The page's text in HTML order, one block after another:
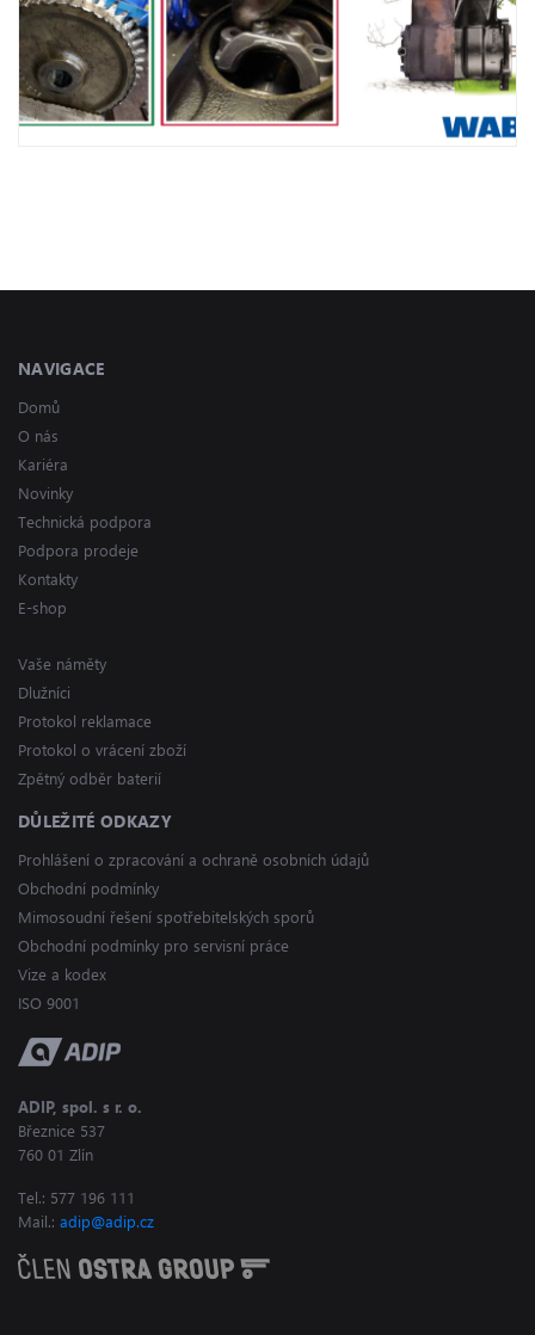
NAVIGACE
Domů
O nás
Kariéra
Novinky
Technická podpora
Podpora prodeje
Kontakty
E-shop
Vaše náměty
Dlužníci
Protokol reklamace
Protokol o vrácení zboží
Zpětný odběr baterií
DŮLEŽITÉ ODKAZY
Prohlášení o zpracování a ochraně osobních údajů
Obchodní podmínky
Mimosoudní řešení spotřebitelských sporů
Obchodní podmínky pro servisní práce
Vize a kodex
ISO 9001
ADIP, spol. s r. o.
Březnice 537
760 01 Zlín
Tel.: 577 196 111
Mail.: adip@adip.cz